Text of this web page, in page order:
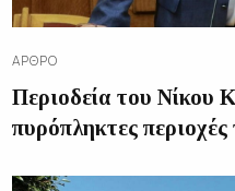
ΆΡΘΡΟ
Περιοδεία του Νίκου
πυρόπληκτες